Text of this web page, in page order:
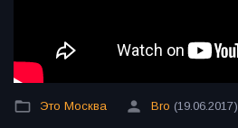
Это Москва Bro (19.06.2017)